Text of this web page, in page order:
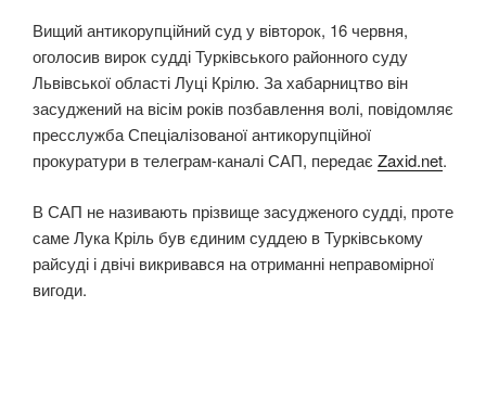
Вищий антикорупційний суд у вівторок, 16 червня,
оголосив вирок судді Турківського районного суду
Львівської області Луці Крілю. За хабарництво він
засуджений на вісім років позбавлення волі, повідомляє
пресслужба Спеціалізованої антикорупційної
прокуратури в телеграм-каналі САП, передає Zaxid.net.
В САП не називають прізвище засудженого судді, проте
саме Лука Кріль був єдиним суддею в Турківському
райсуді і двічі викривався на отриманні неправомірної
вигоди.